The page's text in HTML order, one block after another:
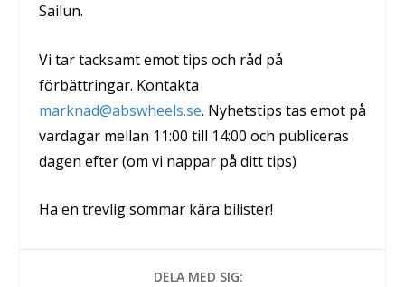
Sailun.
Vi tar tacksamt emot tips och råd på
förbättringar. Kontakta
marknad@abswheels.se. Nyhetstips tas emot på
vardagar mellan 11:00 till 14:00 och publiceras
dagen efter (om vi nappar på ditt tips)
Ha en trevlig sommar kära bilister!
DELA MED SIG: